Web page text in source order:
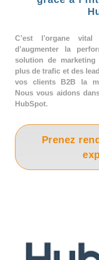
C’est l’organe
d’augmenter la
solution de
plus de trafic et des
vos clients B2B la
Nous vous aidons
HubSpot.
Prenez